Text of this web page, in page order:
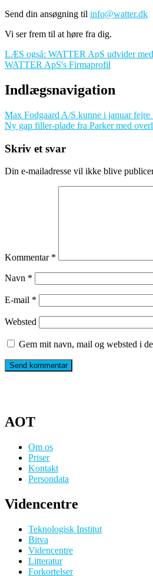
Send din ansøgning til info@watter.dk
Vi ser frem til at høre fra dig.
LÆS også: WATTER ApS udvider
WATTER ApS's Firmaprofil
Indlægsnavigation
Max Fodgaard A/S kunne i januar fejre
Ny gap filler-plade fra Parker med
Skriv et svar
Din e-mailadresse vil ikke blive
Kommentar *
Navn *
E-mail *
Websted
Gem mit navn, mail og websted i
AOT
Om os
Priser
Kontakt
Persondata
Videncentre
Teknologisk Institut
Bitva
Videncentre
Litteratur
Forkortelser